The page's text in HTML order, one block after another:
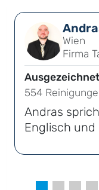
Wien
Firma
Ausgezeichnet
554
Andras
Englisch